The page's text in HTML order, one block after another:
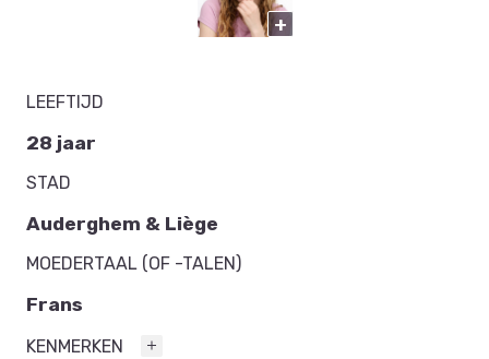
+
LEEFTIJD
28 jaar
STAD
Auderghem & Liège
MOEDERTAAL (OF -TALEN)
Frans
KENMERKEN